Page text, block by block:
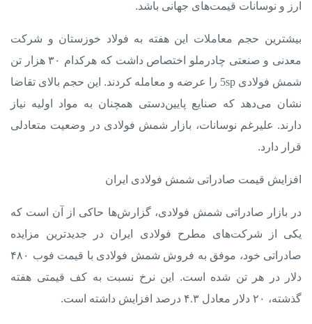
ارز و نوسانات قیمت‌های جهانی باشد.
بیشترین حجم معاملات این هفته به فولاد خوزستان و شرکت
معدنی و صنعتی چادرملو اختصاص داشت که هرکدام
۳۰ هزار تن
شمش فولادی 5sp
را عرضه و معامله کردند. این حجم بالای تقاضا
نشان می‌دهد که صنایع پایین‌دستی همچنان به مواد اولیه نیاز
دارند. علیرغم نوسانات، بازار شمش فولادی در وضعیت متعادلی
قرار دارد.
افزایش قیمت صادراتی شمش فولادی ایران
در بازار صادراتی شمش فولادی، گزارش‌ها حاکی از آن است که
یکی از شرکت‌های مطرح فولادی ایران در جدیدترین مزایده
صادراتی خود، موفق به فروش شمش فولادی
با قیمت فوب ۴۸۰
دلار در هر تن شده است. این نرخ نسبت به کف قیمتی هفته
گذشته، ۲۰ دلار معادل ۴.۳ درصد افزایش داشته است.